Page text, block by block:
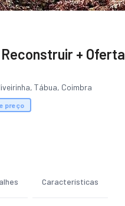
+
Tábua, Coimbra
preço
Características